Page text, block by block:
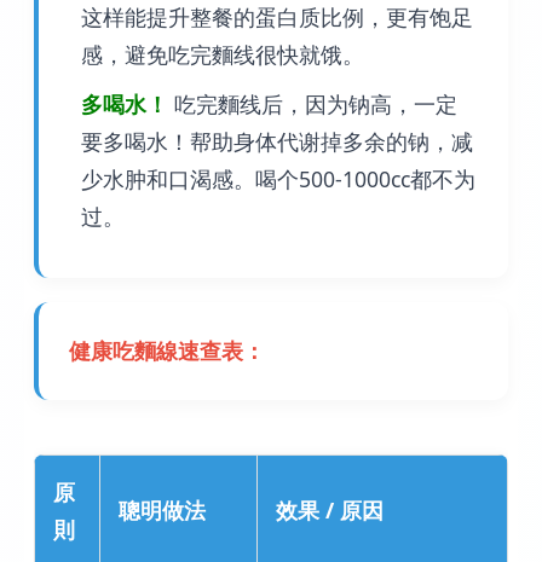
这样能提升整餐的蛋白质比例，更有饱足
感，避免吃完麵线很快就饿。
多喝水！ 吃完麵线后，因为钠高，一定
要多喝水！帮助身体代谢掉多余的钠，减
少水肿和口渴感。喝个500-1000cc都不为
过。
健康吃麵線速查表：
原
則
聰明做法 效果 / 原因